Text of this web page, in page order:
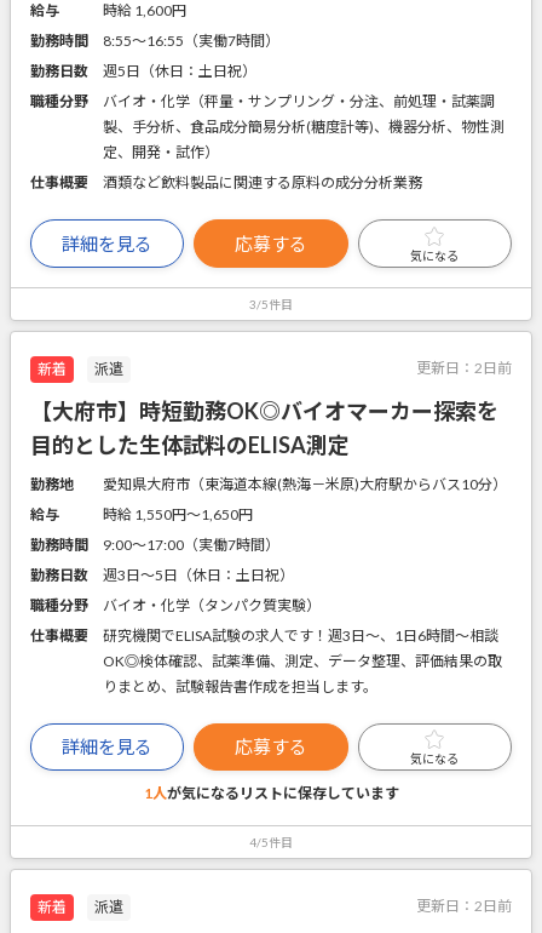
給与
時給 1,600円
勤務時間
8:55～16:55（実働7時間）
勤務日数
週5日（休日：土日祝）
職種分野
バイオ・化学（秤量・サンプリング・分注、前処理・試薬調
製、手分析、食品成分簡易分析(糖度計等)、機器分析、物性測
定、開発・試作）
仕事概要
酒類など飲料製品に関連する原料の成分分析業務
詳細を見る 応募する
気になる
3/5件目
新着 派遣 更新日： 2日前
【大府市】時短勤務OK◎バイオマーカー探索を
目的とした生体試料のELISA測定
勤務地
愛知県大府市（東海道本線(熱海－米原)大府駅からバス10分）
給与
時給 1,550円〜1,650円
勤務時間
9:00～17:00（実働7時間）
勤務日数
週3日～5日（休日：土日祝）
職種分野
バイオ・化学（タンパク質実験）
仕事概要
研究機関でELISA試験の求人です！週3日～、1日6時間～相談
OK◎検体確認、試薬準備、測定、データ整理、評価結果の取
りまとめ、試験報告書作成を担当します。
詳細を見る 応募する
気になる
1人が気になるリストに保存しています
4/5件目
新着 派遣 更新日： 2日前